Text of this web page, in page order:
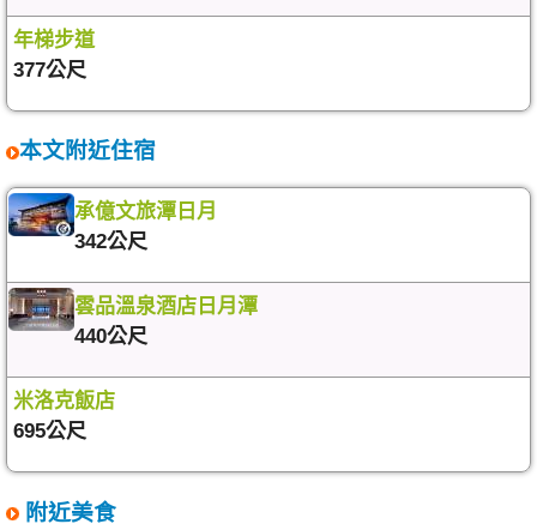
年梯步道
377公尺
本文附近住宿
承億文旅潭日月
342公尺
雲品溫泉酒店日月潭
440公尺
米洛克飯店
695公尺
附近美食